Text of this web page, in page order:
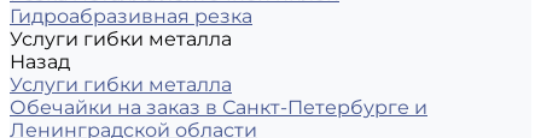
Гидроабразивная резка
Услуги гибки металла
Назад
Услуги гибки металла
Обечайки на заказ в Санкт-Петербурге и
Ленинградской области